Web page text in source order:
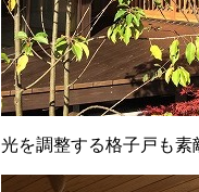
光を調整する格子戸も素